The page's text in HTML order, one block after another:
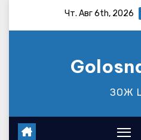
Чт. Авг 6th, 2026
ЗОЖ